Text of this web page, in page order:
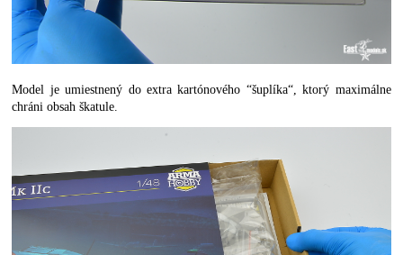
Model je umiestnený do extra kartónového “šuplíka“, ktorý maximálne
chráni obsah škatule.